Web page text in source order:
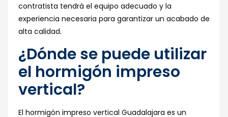
contratista tendrá el equipo adecuado y la
experiencia necesaria para garantizar un acabado de
alta calidad.
¿Dónde se puede utilizar
el hormigón impreso
vertical?
El hormigón impreso vertical Guadalajara es un